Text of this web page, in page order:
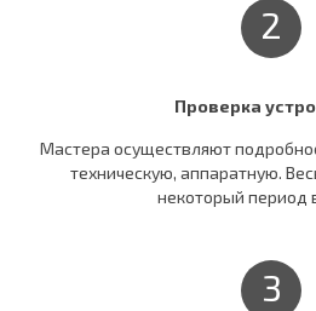
2
Проверка
Мастера осуществляют
техническую, аппаратную.
некоторый период
3